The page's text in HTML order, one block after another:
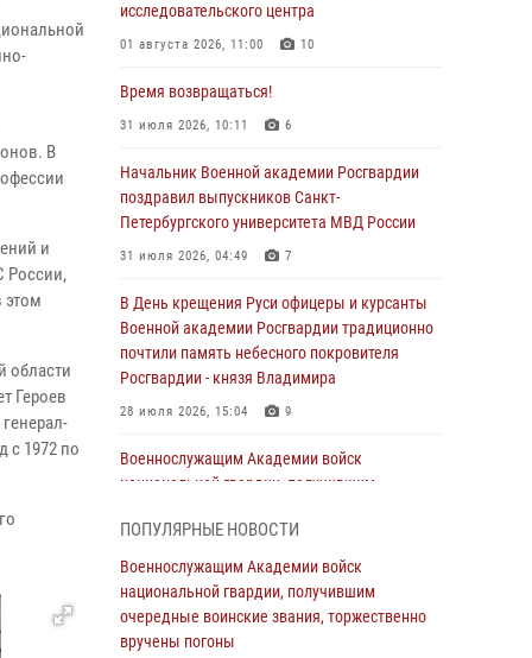
В
и
России,
этом
области
Героев
с 1972 по
исследовательского центра
01 августа 2026, 11:00 10
Время возвращаться!
31 июля 2026, 10:11 6
Начальник Военной академии Росгвардии
поздравил выпускников Санкт-
Петербургского университета МВД России
31 июля 2026, 04:49 7
В День крещения Руси офицеры и курсанты
Военной академии Росгвардии традиционно
почтили память небесного покровителя
Росгвардии - князя Владимира
28 июля 2026, 15:04 9
Военнослужащим Академии войск
национальной гвардии, получившим
вручены погоны
28 июля 2026, 09:09 5
В Военной академии Росгвардии оглашены
итоги абитуриентских сборов 2026 года
ПОПУЛЯРНЫЕ НОВОСТИ
Военнослужащим Академии войск
национальной гвардии, получившим
очередные воинские звания, торжественно
вручены погоны